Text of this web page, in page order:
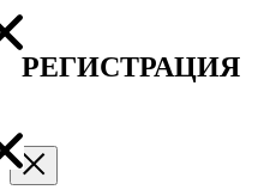
РЕГИСТРАЦИЯ